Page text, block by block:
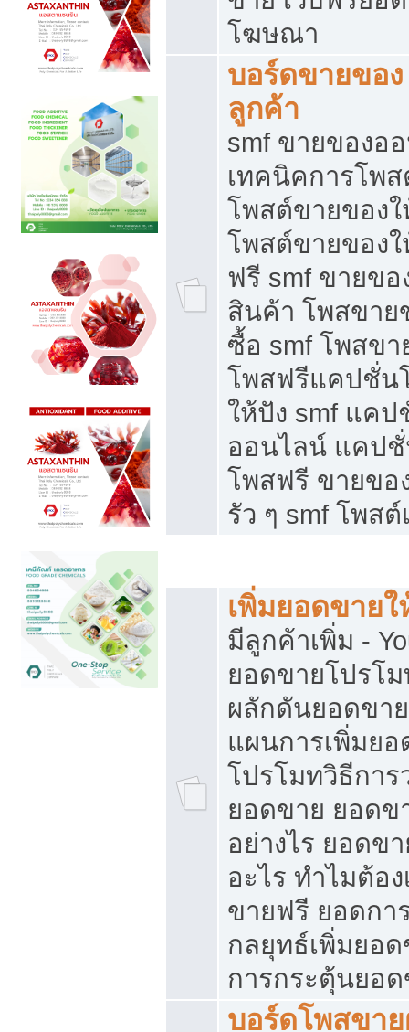
โฆษณา
บอร์ดขายของ
ลูกค้า
smf ขายของอ
เทคนิคการโพ
โพสต์ขายของ
โพสต์ขายของ
ฟรี smf ขายข
สินค้า โพสขาย
ซื้อ smf โพสข
โพสฟรีแคปชั่น
ให้ปัง smf แค
ออนไลน์ แคป
โพสฟรี ขายขอ
รัว ๆ smf โพส
เพิ่มยอดขายใ
มีลูกค้าเพิ่ม -
ยอดขายโปรโ
ผลักดันยอดขา
แผนการเพิ่มย
โปรโมทวิธีการ
ยอดขาย ยอดข
อย่างไร ยอดข
อะไร ทำไมต้อ
ขายฟรี ยอดกา
กลยุทธ์เพิ่มยอ
การกระตุ้นยอ
บอร์ดโพสขา